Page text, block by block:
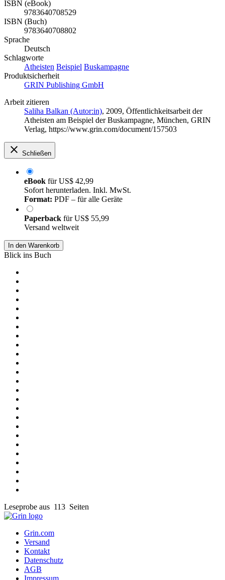
ISBN (eBook)
9783640708529
ISBN (Buch)
9783640708802
Sprache
Deutsch
Schlagworte
Atheisten Beispiel Buskampagne
Produktsicherheit
GRIN Publishing GmbH
Arbeit zitieren
Saliha Balkan (Autor:in), 2009, Öffentlichkeitsarbeit der
Atheisten am Beispiel der Buskampagne, München, GRIN
Verlag, https://www.grin.com/document/157503
Schließen
eBook fürUS$ 42,99
Sofort herunterladen. Inkl. MwSt.
Format: PDF – für alle Geräte
Paperback fürUS$ 55,99
Versand weltweit
In den Warenkorb
Blick ins Buch
Leseprobe aus 113 Seiten
Grin.com
Versand
Kontakt
Datenschutz
AGB